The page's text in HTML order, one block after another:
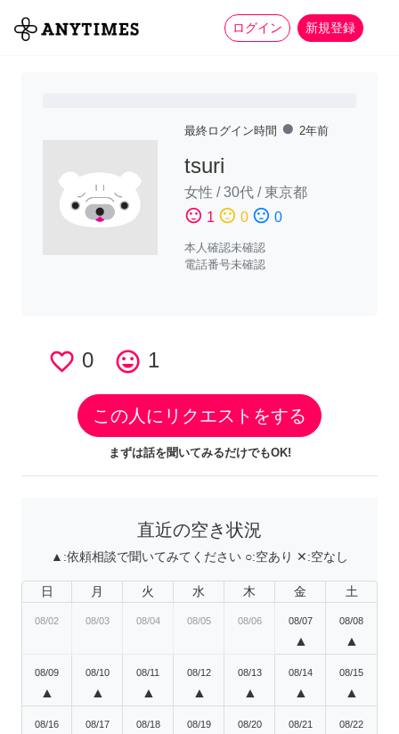
ログイン 新規登録
全て 家事 more_horiz
最終ログイン時間 fiber_manual_record 2年前
tsuri
女性 /30代 /東京都
sentiment_satisfied 1 sentiment_neutral 0 sentiment_dissatisfied 0
本人確認未確認
電話番号未確認
favorite_border 0 tag_faces 1
この人にリクエストをする
まずは話を聞いてみるだけでもOK!
直近の空き状況
▲:依頼相談で聞いてみてください ○:空あり ✕:空なし
日 月 火 水 木 金 土
08/02 08/03 08/04 08/05 08/06 08/07
▲
08/08
▲
08/09
▲
08/10
▲
08/11
▲
08/12
▲
08/13
▲
08/14
▲
08/15
▲
08/16 08/17 08/18 08/19 08/20 08/21 08/22